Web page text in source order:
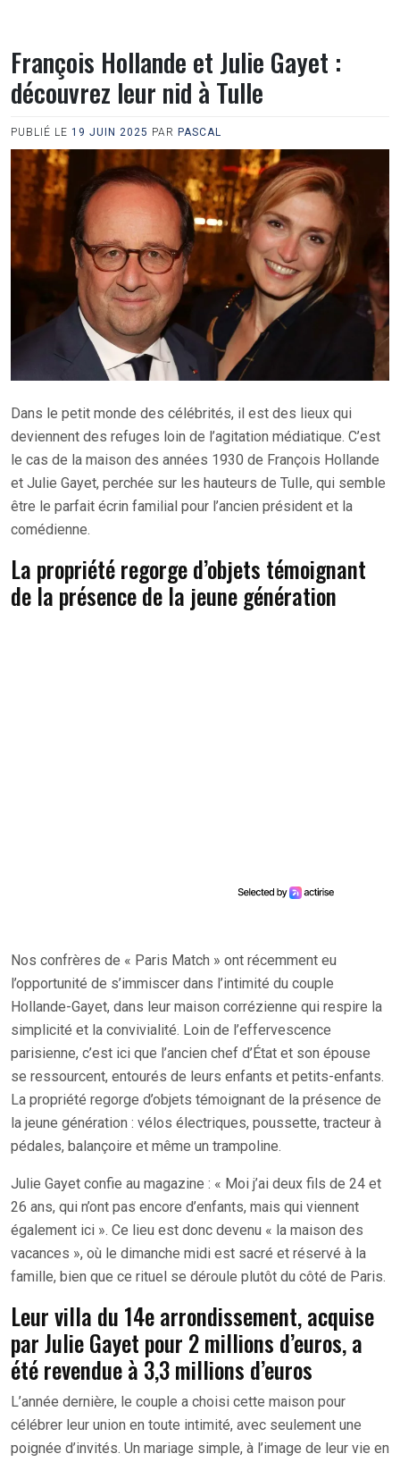
François Hollande et Julie Gayet :
découvrez leur nid à Tulle
PUBLIÉ LE 19 JUIN 2025 PAR PASCAL
Dans le petit monde des célébrités, il est des lieux qui
deviennent des refuges loin de l’agitation médiatique. C’est
le cas de la maison des années 1930 de François Hollande
et Julie Gayet, perchée sur les hauteurs de Tulle, qui semble
être le parfait écrin familial pour l’ancien président et la
comédienne.
La propriété regorge d’objets témoignant
de la présence de la jeune génération
Nos confrères de « Paris Match » ont récemment eu
l’opportunité de s’immiscer dans l’intimité du couple
Hollande-Gayet, dans leur maison corrézienne qui respire la
simplicité et la convivialité. Loin de l’effervescence
parisienne, c’est ici que l’ancien chef d’État et son épouse
se ressourcent, entourés de leurs enfants et petits-enfants.
La propriété regorge d’objets témoignant de la présence de
la jeune génération : vélos électriques, poussette, tracteur à
pédales, balançoire et même un trampoline.
Julie Gayet confie au magazine : « Moi j’ai deux fils de 24 et
26 ans, qui n’ont pas encore d’enfants, mais qui viennent
également ici ». Ce lieu est donc devenu « la maison des
vacances », où le dimanche midi est sacré et réservé à la
famille, bien que ce rituel se déroule plutôt du côté de Paris.
Leur villa du 14e arrondissement, acquise
par Julie Gayet pour 2 millions d’euros, a
été revendue à 3,3 millions d’euros
L’année dernière, le couple a choisi cette maison pour
célébrer leur union en toute intimité, avec seulement une
poignée d’invités. Un mariage simple, à l’image de leur vie en